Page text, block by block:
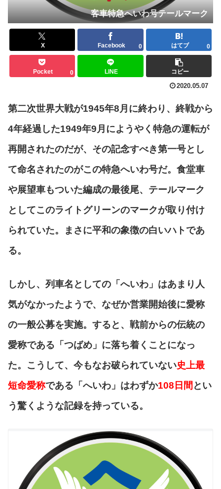
客車特急へいわ号テールマーク
X Facebook 0 はてブ 0
Pocket 0 LINE コピー
2020.05.07
第二次世界大戦が1945年8月に終わり、終戦から
4年経過した1949年9月にようやく特急の運転が
再開されたのだが、その記念すべき第一号とし
て命名されたのがこの特急へいわ号だ。食堂車
や展望車もついた編成の最後尾、テールマーク
としてこのライトグリーンのマークが取り付け
られていた。まさに平和の象徴の白いハトであ
る。
しかし、列車名としての「へいわ」はあまり人
気がなかったようで、なぜか営業開始後に愛称
の一般公募を実施。すると、戦前からの伝統の
愛称である「つばめ」に落ち着くことになっ
た。こうして、今もなお破られていない史上最
短命愛称である「へいわ」はわずか108日間 とい
う驚くような記録を持っている。